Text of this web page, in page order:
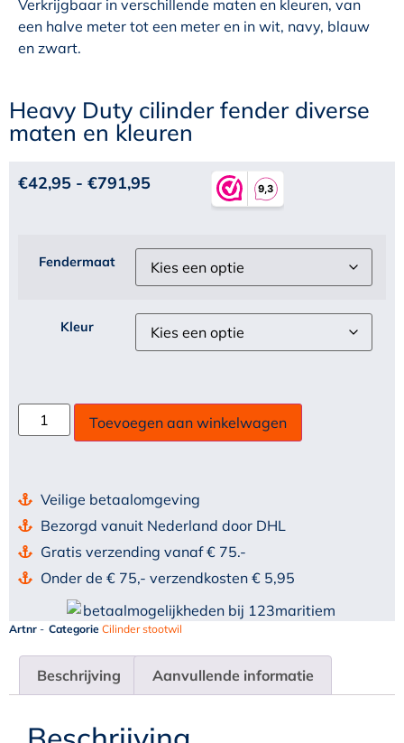
Verkrijgbaar in verschillende maten en kleuren, van
een halve meter tot een meter en in wit, navy, blauw
en zwart.
Heavy Duty cilinder fender diverse
maten en kleuren
€42,95 - €791,95
Fendermaat
Kleur
Toevoegen aan winkelwagen
Veilige betaalomgeving
Bezorgd vanuit Nederland door DHL
Gratis verzending vanaf € 75.-
Onder de € 75,- verzendkosten € 5,95
Artnr - Categorie Cilinder stootwil
Beschrijving Aanvullende informatie